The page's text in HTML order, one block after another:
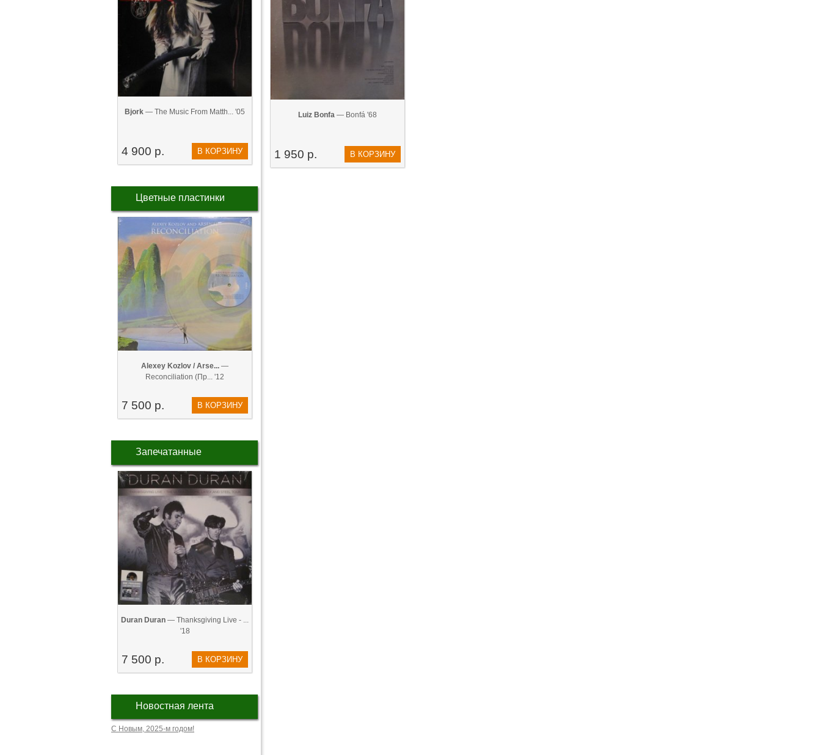
Bjork — The Music From Matth... '05
4 900 р. В КОРЗИНУ
Цветные пластинки
Alexey Kozlov / Arse... —
Reconciliation (Пр... '12
7 500 р. В КОРЗИНУ
Запечатанные
Duran Duran — Thanksgiving Live - ...
'18
7 500 р. В КОРЗИНУ
Новостная лента
С Новым, 2025-м годом!
Luiz Bonfa — Bonfá '68
1 950 р. В КОРЗИНУ